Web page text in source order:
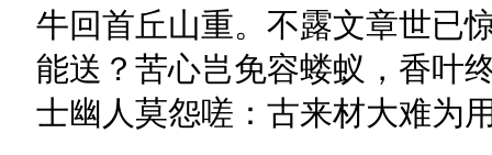
牛回首丘山重。不露文章世已
能送？苦心岂免容蝼蚁，香叶
士幽人莫怨嗟：古来材大难为